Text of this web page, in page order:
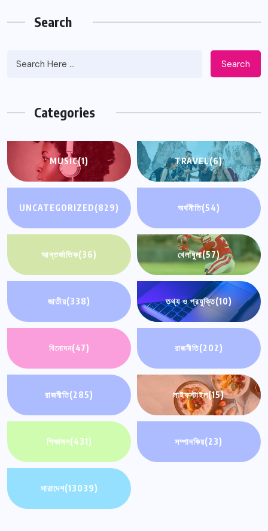
Search
Search
Categories
MUSIC(1) TRAVEL(6)
UNCATEGORIZED(829) অর্থনীতি(54)
আন্তর্জাতিক(36) খেলাধুলা(57)
জাতীয়(338) তথ্য ও প্রযুক্তি(10)
বিনোদন(47) রাজনীতি(202)
রাজনীতি(285) লাইফস্টাইল(15)
শিক্ষাঙ্গন(431) সম্পাদকিয়(23)
সারাদেশ(13039)